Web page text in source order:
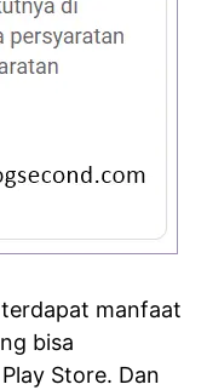
manfaat
bisa
Store. Dan